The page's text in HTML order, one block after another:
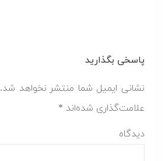
پاسخی بگذارید
نشانی ایمیل شما منتشر نخواهد شد.
علامت‌گذاری شده‌اند *
دیدگاه